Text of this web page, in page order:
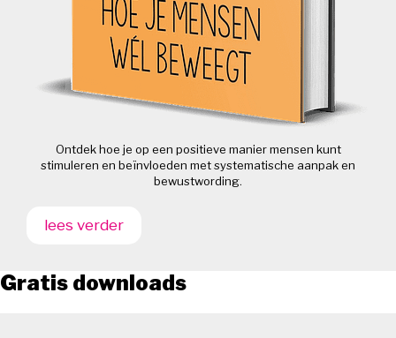
Ontdek hoe je op een positieve manier mensen kunt
stimuleren en beïnvloeden met systematische aanpak en
bewustwording.
lees verder
Gratis downloads